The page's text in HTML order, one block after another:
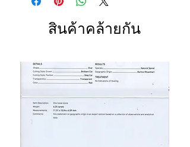
สินค้าคล้ายกัน